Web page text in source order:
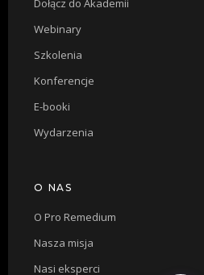
Dołącz do Akademii
Webinary
Szkolenia
Konferencje
E-booki
Wydarzenia
O NAS
O Pro Remedium
Nasza misja
Nasi eksperci